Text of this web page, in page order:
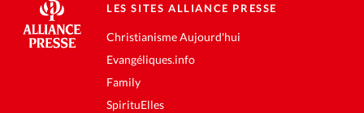
LES SITES ALLIANCE PRESSE
Christianisme Aujourd'hui
Evangéliques.info
Family
SpirituElles